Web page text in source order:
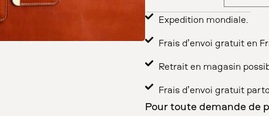
Expédition mondiale.
Frais d’envoi gratuit en
Retrait en magasin
Frais d’envoi gratuit
Pour toute demande de